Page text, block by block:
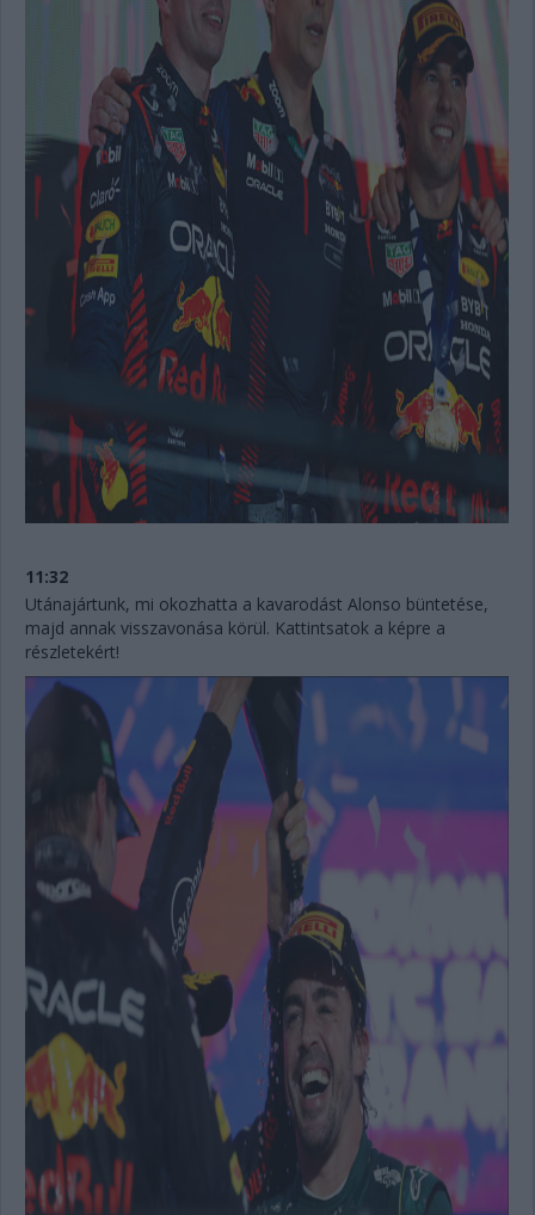
11:32
Utánajártunk, mi okozhatta a kavarodást Alonso büntetése,
majd annak visszavonása körül. Kattintsatok a képre a
részletekért!